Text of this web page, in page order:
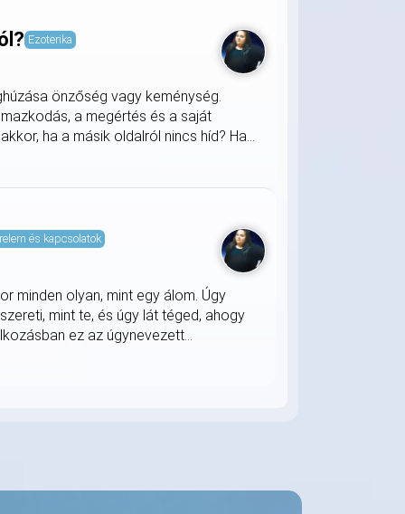
Ezoterika
önzőség vagy keménység.
a megértés és a saját
ha a másik oldalról nincs híd? Ha...
és kapcsolatok
minden olyan, mint egy álom. Úgy
mint te, és úgy lát téged, ahogy
ez az úgynevezett...